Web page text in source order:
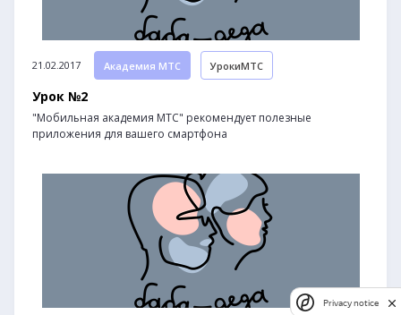
21.02.2017 Академия МТС УрокиМТС
Урок №2
"Мобильная академия МТС" рекомендует полезные
приложения для вашего смартфона
Privacy notice